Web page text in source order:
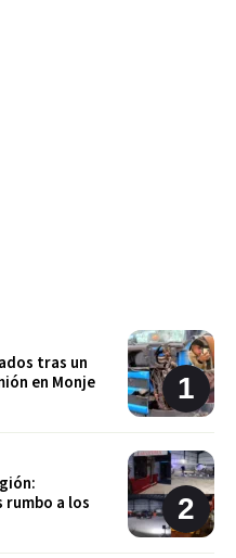
tras un
en Monje
rumbo a los